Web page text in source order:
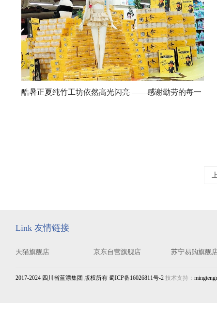
酷暑正夏纯竹工坊依然高光闪亮 ——感谢勤劳的每一
Link 友情链接
天猫旗舰店 京东自营旗舰店 苏宁易购旗舰
2017-2024 四川省蓝漂集团 版权所有 蜀ICP备16026811号-2 技术支持：